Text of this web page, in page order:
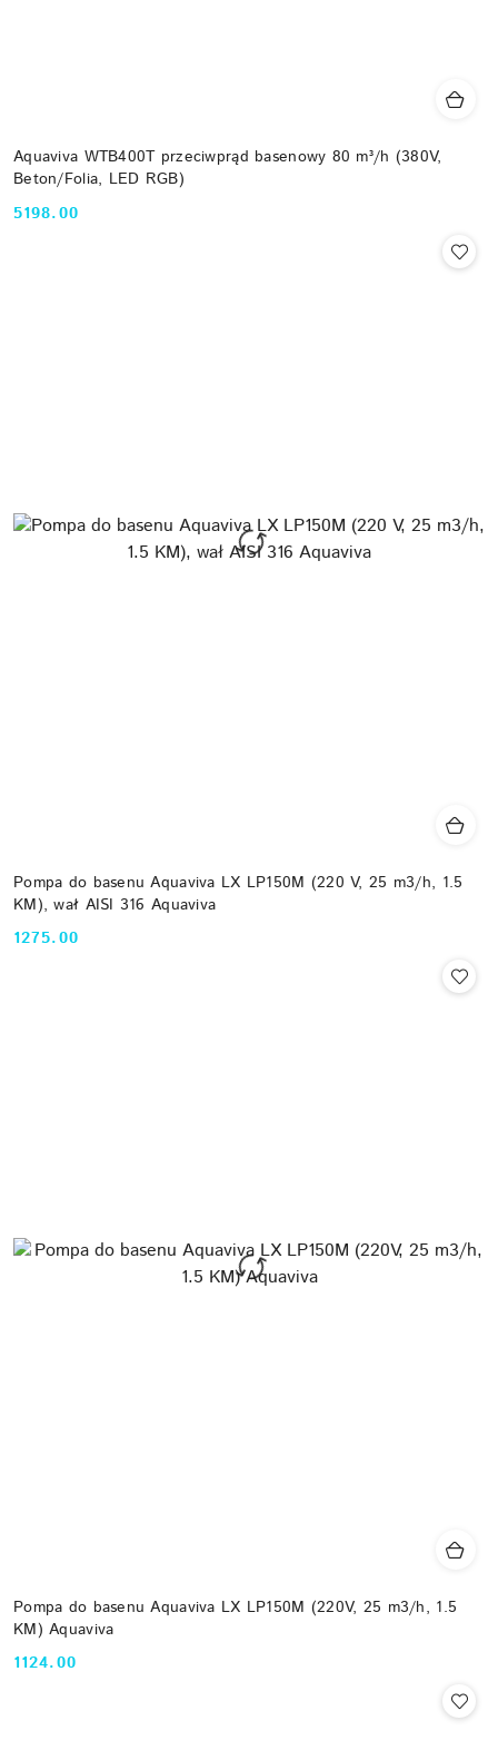
Aquaviva WTB400T przeciwprąd basenowy 80 m³/h (380V,
Beton/Folia, LED RGB)
Cena:
5198.00
Pompa do basenu Aquaviva LX LP150M (220 V, 25 m3/h, 1.5
KM), wał AISI 316 Aquaviva
Cena:
1275.00
Pompa do basenu Aquaviva LX LP150M (220V, 25 m3/h, 1.5
KM) Aquaviva
Cena:
1124.00